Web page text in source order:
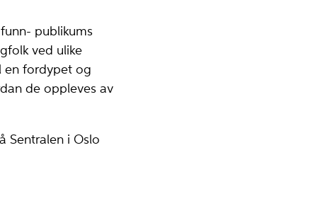
publikums
ved ulike
en fordypet og
de oppleves av
Sentralen i Oslo